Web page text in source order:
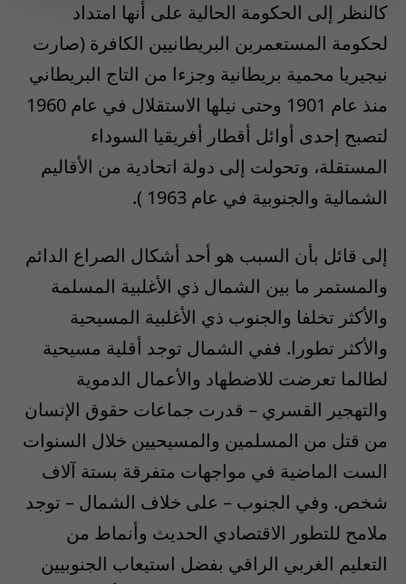
كالنظر إلى الحكومة الحالية على أنها امتداد
لحكومة المستعمرين البريطانيين الكافرة (صارت
نيجيريا محمية بريطانية وجزءا من التاج البريطاني
منذ عام 1901 وحتى نيلها الاستقلال في عام 1960
لتصبح إحدى أوائل أقطار أفريقيا السوداء
المستقلة، وتحولت إلى دولة اتحادية من الأقاليم
الشمالية والجنوبية في عام 1963 ).
إلى قائل بأن السبب هو أحد أشكال الصراع الدائم
والمستمر ما بين الشمال ذي الأغلبية المسلمة
والأكثر تخلفا والجنوب ذي الأغلبية المسيحية
والأكثر تطورا. ففي الشمال توجد أقلية مسيحية
لطالما تعرضت للاضطهاد والأعمال الدموية
والتهجير القسري – قدرت جماعات حقوق الإنسان
من قتل من المسلمين والمسيحيين خلال السنوات
الست الماضية في مواجهات متفرقة بستة آلاف
شخص. وفي الجنوب – على خلاف الشمال – توجد
ملامح للتطور الاقتصادي الحديث وأنماط من
التعليم الغربي الراقي بفضل استيعاب الجنوبيين